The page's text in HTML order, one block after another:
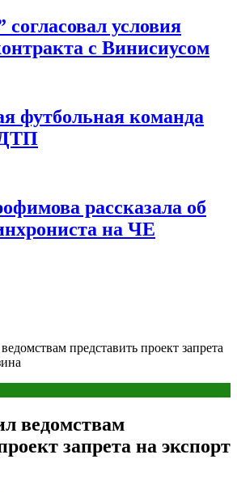
согласовал условия
с Винисиусом
футбольная команда
рассказала об
на ЧЕ
представить проект запрета
ведомствам
запрета на экспорт